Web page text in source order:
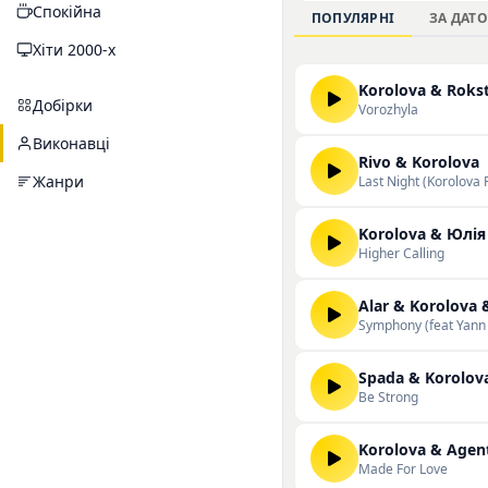
Спокійна
Хіти 2000-х
Добірки
Виконавці
Жанри
прослуховування
маєте можливість
ПОПУЛЯРНІ ЗА
Korolova &
Vorozhyla
Rivo & Korolova
Last Night (Korolova
Korolova & Юлія
Higher Calling
Alar & Korolova
Symphony (feat
Spada &
Be Strong
Korolova &
Made For Love